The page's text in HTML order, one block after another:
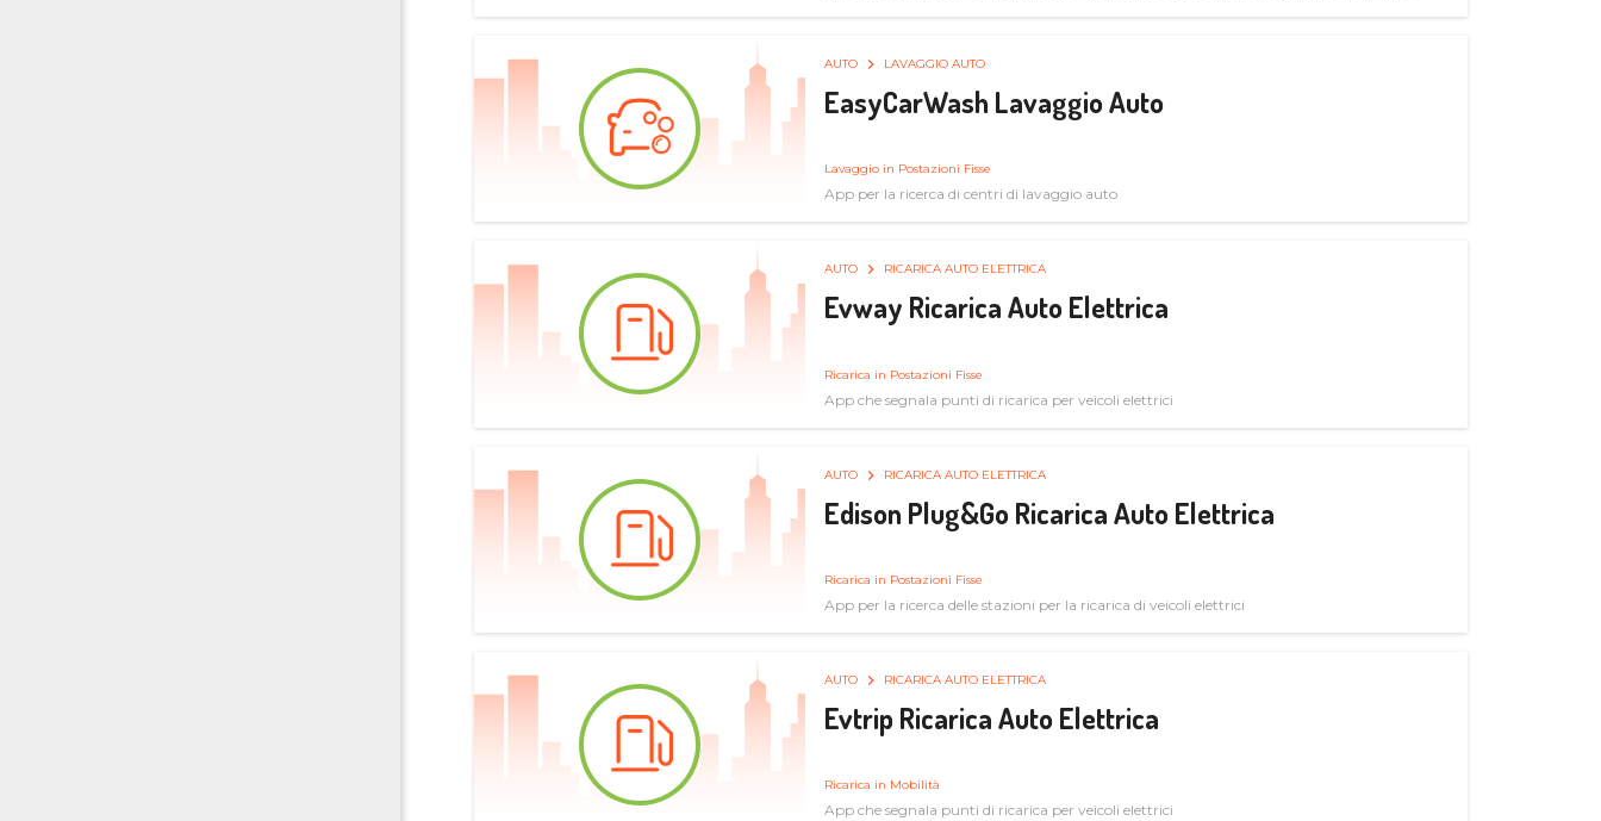
AUTO LAVAGGIO AUTO
EasyCarWash Lavaggio Auto
Lavaggio in Postazioni Fisse
App per la ricerca di centri di lavaggio auto
AUTO RICARICA AUTO ELETTRICA
Evway Ricarica Auto Elettrica
Ricarica in Postazioni Fisse
App che segnala punti di ricarica per veicoli elettrici
AUTO RICARICA AUTO ELETTRICA
Edison Plug&Go Ricarica Auto Elettrica
Ricarica in Postazioni Fisse
App per la ricerca delle stazioni per la ricarica di veicoli elettrici
AUTO RICARICA AUTO ELETTRICA
Evtrip Ricarica Auto Elettrica
Ricarica in Mobilità
App che segnala punti di ricarica per veicoli elettrici